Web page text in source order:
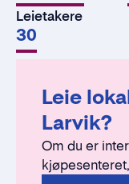
Leietakere
30
Leie
Larvik?
Om du er